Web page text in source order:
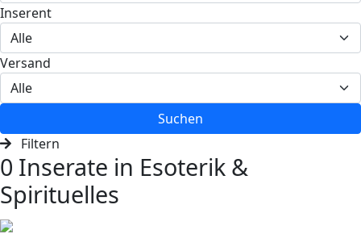
Inserent
Versand
Suchen
Filtern
0 Inserate in Esoterik &
Spirituelles